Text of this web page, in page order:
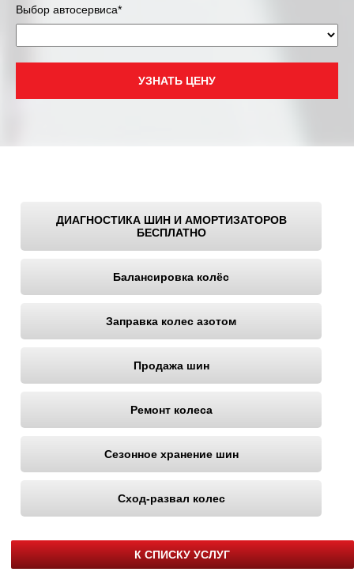
Выбор автосервиса*
УЗНАТЬ ЦЕНУ
ДИАГНОСТИКА ШИН И АМОРТИЗАТОРОВ
БЕСПЛАТНО
Балансировка колёс
Заправка колес азотом
Продажа шин
Ремонт колеса
Сезонное хранение шин
Сход-развал колес
К СПИСКУ УСЛУГ